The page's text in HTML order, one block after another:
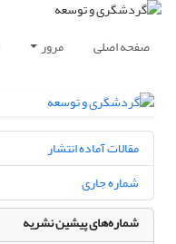
صفحه اصلی مرور
مقالات آماده انتشار
شماره جاری
شماره‌های پیشین نشریه